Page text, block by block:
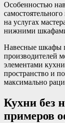
Особенностью
на услугах
нижними
Навесные шкафы
производителей
элементами
пространство и
максимально
Кухни без
примеров